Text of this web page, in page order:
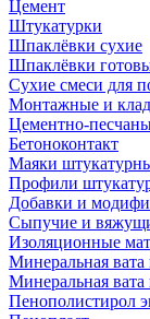
Цемент
Штукатурки
Шпаклёвки сухие
Шпаклёвки
Сухие смеси для
Монтажные и
Цементно-
Бетоноконтакт
Маяки
Профили
Добавки и
Сыпучие и
Изоляционные
Минеральная вата
Минеральная вата
Пенополистирол